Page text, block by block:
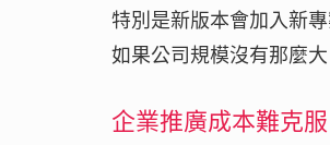
特別是新版本會加入新
如果公司規模沒有那麼
企業推廣成本難克服